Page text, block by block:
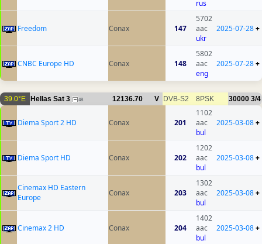
rus
Freedom Conax 147
5702
aac
ukr
2025-07-28+
CNBC Europe HD Conax 148
5802
aac
eng
2025-07-28+
39.0°E Hellas Sat 3 48 12136.70 V DVB-S2 8PSK 30000 3/4
Diema Sport 2 HD Conax 201
1102
aac
bul
2025-03-08+
Diema Sport HD Conax 202
1202
aac
bul
2025-03-08+
Cinemax HD Eastern
Europe
Conax 203
1302
aac
bul
2025-03-08+
Cinemax 2 HD Conax 204
1402
aac
bul
2025-03-08+